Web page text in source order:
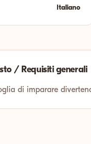
Italiano
/ Requisiti generali
di imparare